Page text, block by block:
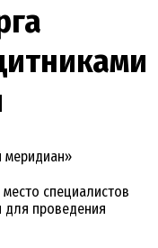
меридиан»
специалистов
для проведения